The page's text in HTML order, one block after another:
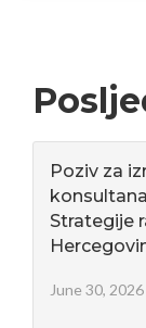
Poziv za
Strategije
June 30, 2026